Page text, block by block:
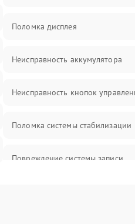
Поломка дисплея
Неисправность аккумулятора
Неисправность кнопок
Поломка системы стабилизации
Повреждение системы записи